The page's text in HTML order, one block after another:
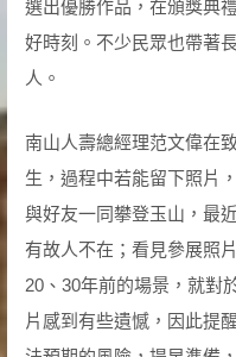
選出優勝作品，在頒獎典
好時刻。不少民眾也帶著
人。
南山人壽總經理范文偉在
生，過程中若能留下照片
與好友一同攀登玉山，最
有故人不在；看見參展照
20、30年前的場景，就對
片感到有些遺憾，因此提